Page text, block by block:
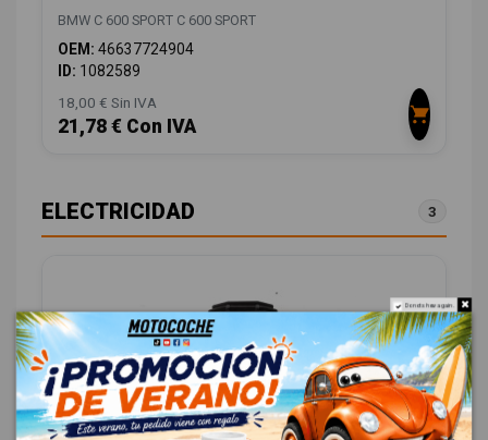
BMW C 600 SPORT C 600 SPORT
OEM: 46637724904
ID: 1082589
18,00 € Sin IVA
21,78 € Con IVA
ELECTRICIDAD 3
Do not show again.